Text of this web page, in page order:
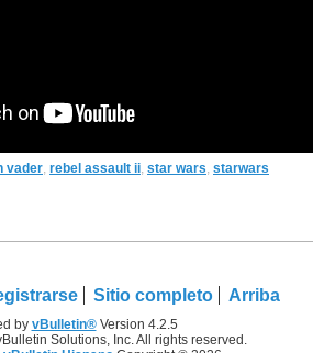
vader, rebel assault ii, star wars, starwars
Sitio completo Arriba
by vBulletin®Version 4.2.5
Solutions, Inc. All rights reserved.